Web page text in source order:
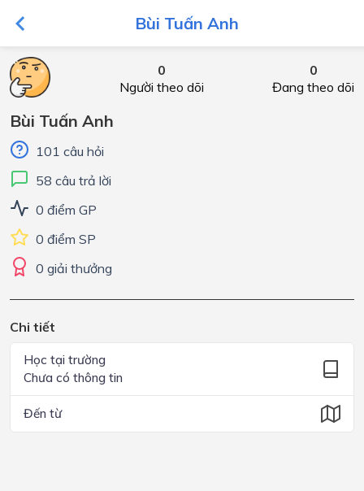
Bùi Tuấn Anh
0
Người theo dõi
0
Đang theo dõi
Bùi Tuấn Anh
101 câu hỏi
58 câu trả lời
0 điểm GP
0 điểm SP
0 giải thưởng
Chi tiết
Học tại trường
Chưa có thông tin
Đến từ